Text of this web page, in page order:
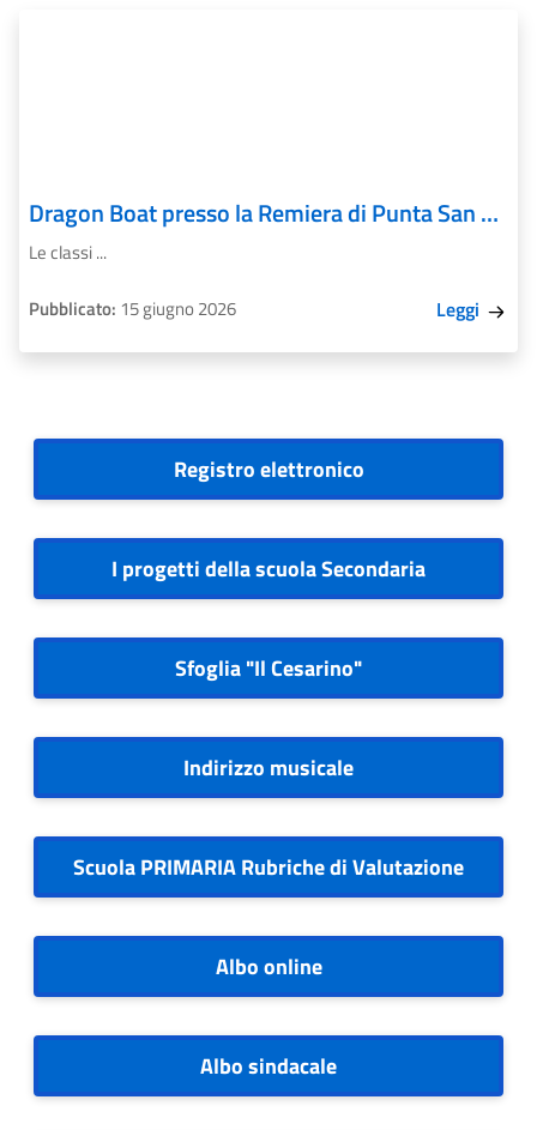
Dragon Boat presso la Remiera di Punta San Giuliano
Le classi ...
Pubblicato: 15 giugno 2026 Leggi
Registro elettronico
I progetti della scuola Secondaria
Sfoglia "Il Cesarino"
Indirizzo musicale
Scuola PRIMARIA Rubriche di Valutazione
Albo online
Albo sindacale